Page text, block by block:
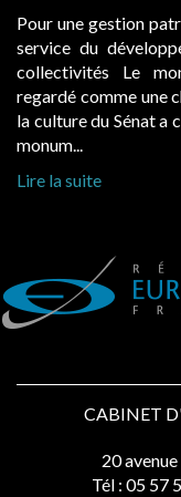
Pour une gestion
service du
collectivités Le
regardé comme une
la culture du Sénat a
monum...
Lire la suite
CABINET
20
Tél : 05 57